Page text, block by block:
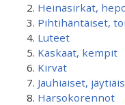
Heinäsirkat,
Pihtihäntäiset,
Luteet
Kaskaat, kempit
Kirvat
Jauhiaiset,
Harsokorennot